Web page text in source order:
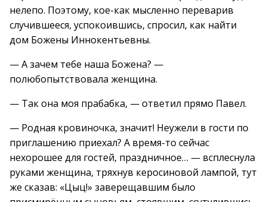
нелепо. Поэтому, кое-как мысленно переварив
случившееся, успокоившись, спросил, как найти
дом Божены Иннокентьевны.
— А зачем тебе наша Божена? —
полюбопытствовала женщина.
— Так она моя прабабка, — ответил прямо Павел.
— Родная кровиночка, значит! Неужели в гости по
приглашению приехал? А время-то сейчас
нехорошее для гостей, праздничное… — всплеснула
руками женщина, тряхнув керосиновой лампой, тут
же сказав: «Цыц!» заверещавшим было